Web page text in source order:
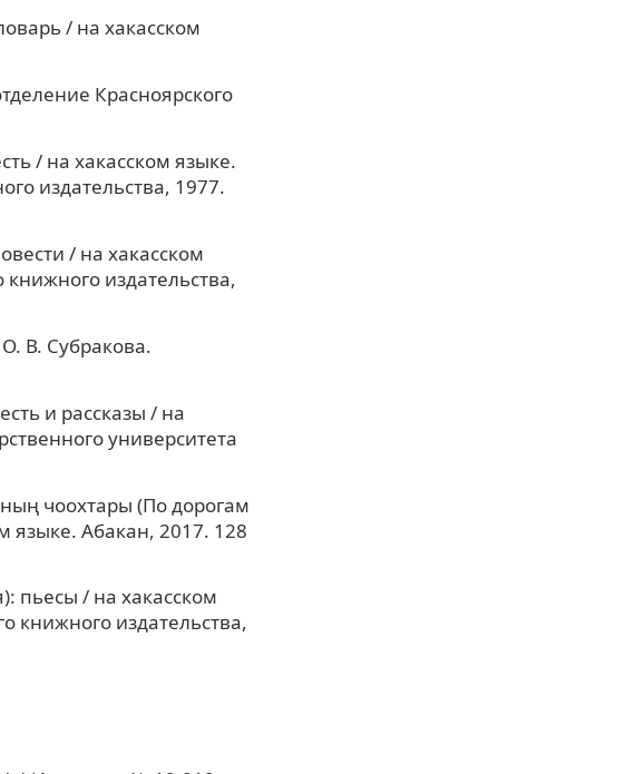
/ на хакасском
Красноярского
/ на хакасском языке.
издательства, 1977.
/ на хакасском
издательства,
О. В. Субракова.
и рассказы / на
университета
чоохтары (По дорогам
языке. Абакан, 2017. 128
пьесы / на хакасском
книжного издательства,